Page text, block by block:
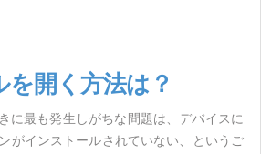
開く方法は？
に最も発生しがちな問題は、デバイスに
がインストールされていない、というご